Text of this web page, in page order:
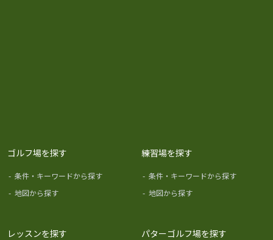
ゴルフ場を探す
- 条件・キーワードから探す
- 地図から探す
練習場を探す
- 条件・キーワードから探す
- 地図から探す
レッスンを探す パターゴルフ場を探す